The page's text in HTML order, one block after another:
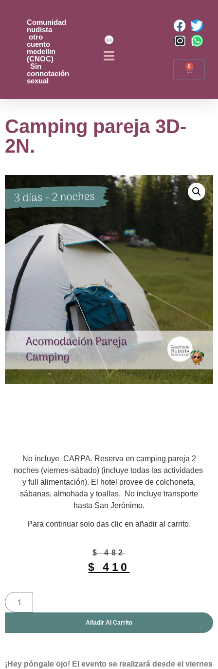
Comunidad
nudista
otro
cuento
medellin
(CNOC)
Sin
connotación
sexual
0
Camping pareja 3D-
2N.
No incluye CARPA. Reserva en camping pareja 2
noches (viernes-sábado) (incluye todas las actividades
y full alimentación). El hotel provee de colchoneta,
sábanas, almohada y toallas.
No incluye transporte
hasta San Jerónimo.
Para continuar solo das clic en añadir al carrito.
$482
$ 410
Añadir Al Carrito
¡Hey póngale ojo! El evento se realizará desde el viernes